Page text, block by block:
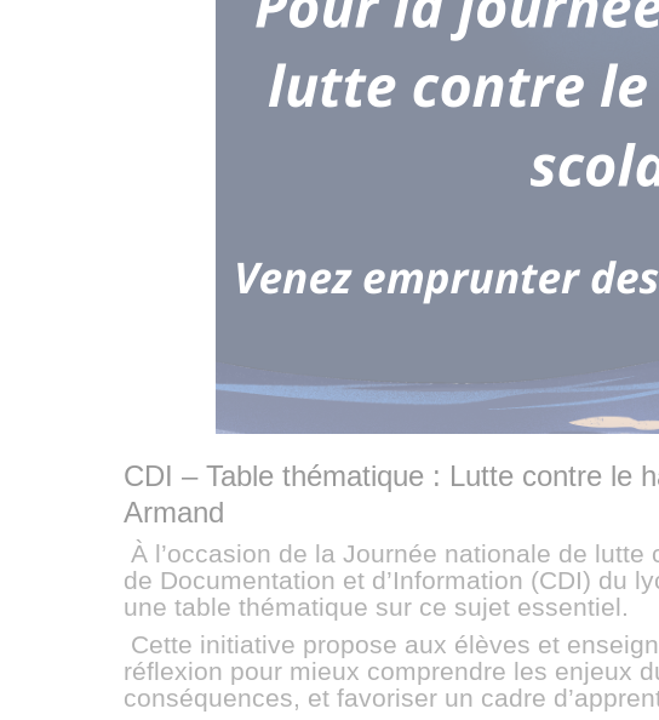
CDI – Table thématique : Lutte contre le
Armand
À l’occasion de la Journée nationale de
de Documentation et d’Information (CDI) du
une table thématique sur ce sujet essentiel.
Cette initiative propose aux élèves et
réflexion pour mieux comprendre les enjeux
conséquences, et favoriser un cadre